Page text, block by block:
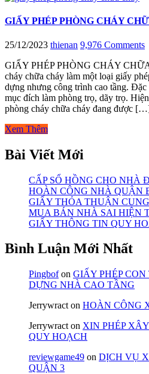
GIẤY PHÉP PHÒNG CHÁY
25/12/2023 thienan 9,976 Comments
GIẤY PHÉP PHÒNG CHÁY
cháy chữa cháy làm một loại giấy
dựng nhưng công trình cao tầng.
mục đích làm phòng trọ, dãy trọ.
phòng cháy chữa cháy đang được
Xem Thêm
Bài Viết Mới
CẤP SỔ HỒNG CHO NHÀ
HOÀN CÔNG NHÀ QUẬN
GIẤY THỎA THUẬN
MUA BÁN NHÀ SAI HIỆN
GIẤY THÔNG TIN QUY
Bình Luận Mới Nhất
Pingbofon GIẤY PHÉP
DỰNG NHÀ CAO TẦNG
Jerrywract on HOÀN CÔNG
Jerrywract on XIN PHÉP
QUY HOẠCH
reviewgame49 on DỊCH VỤ
QUẬN 3